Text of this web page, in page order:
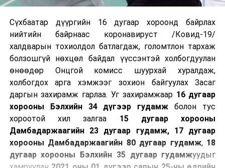
Сүхбаатар дүүргийн 16 дугаар хороонд байрлах
нийтийн байрнаас коронавируст /Ковид-19/
халдварын тохиолдол батлагдаж, голомтлон тархаж
болзошгүй нөхцөл байдал үүссэнтэй холбогдуулан
өнөөдөр Онцгой комисс шуурхай хуралдаж,
холбогдох арга хэмжээг зохион байгуулах Засаг
даргын захирамж гарлаа. Уг захирамжаар 16 дугаар
хорооны Бэлхийн 34 дүгээр гудамж болон тус
хороотой хил залгаа 15 дугаар хорооны
Дамбадаржаагийн 23 дугаар гудамж, 17 дугаар
хорооны Дамбадаржаагийн 80 дугаар гудамж, 18
дугаар хорооны Бэлхийн 35 дугаар гудамжуудыг